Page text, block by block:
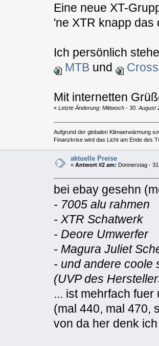
Eine neue XT-
'ne XTR knapp das
Ich persönlich
MTB und
Mit internetten
«Letzte Änderung: Mittwoch - 30. August
Aufgrund der globalen Klimaerwärmung
Finanzkrise wird das Licht am Ende des
aktuelle Preise
« Antwort #2 am: Donnerstag -
bei ebay gesehn
- 7005 alu rahmen
- XTR Schatwerk
- Deore Umwerfer
- Magura Juliet
- und andere coole
(UVP des
... ist mehrfach
(mal 440, mal 470,
von da her denk